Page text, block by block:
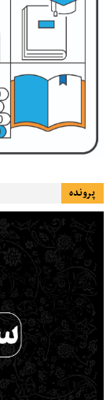
پرونده